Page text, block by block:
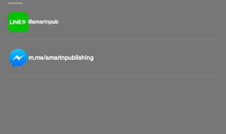
@amarinpub
m.me/amarinpublishing